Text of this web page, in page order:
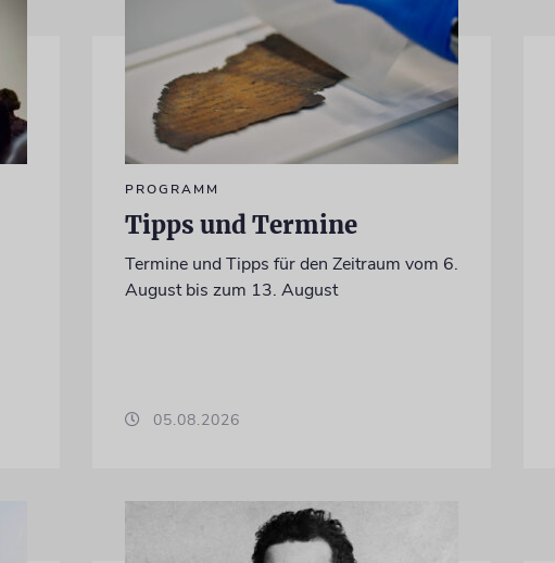
PROGRAMM
Tipps und Termine
Termine und Tipps für den Zeitraum vom 6.
August bis zum 13. August
05.08.2026